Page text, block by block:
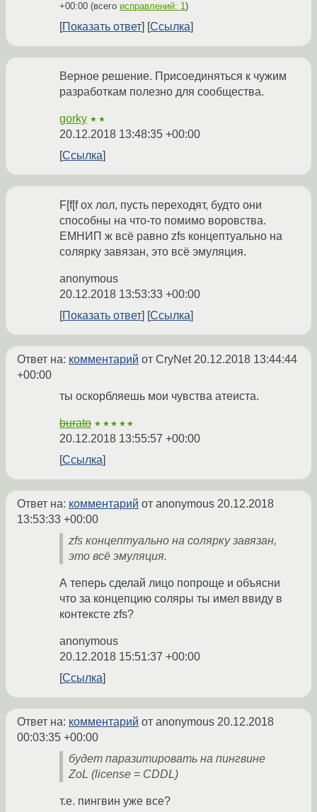
+00:00 (всего исправлений: 1)
Показать ответ Ссылка
Верное решение. Присоединяться к чужим
разработкам полезно для сообщества.
gorky ★★
20.12.2018 13:48:35 +00:00
Ссылка
F[f[f ох лол, пусть переходят, будто они
способны на что-то помимо воровства.
ЕМНИП ж всё равно zfs концептуально на
солярку завязан, это всё эмуляция.
anonymous
20.12.2018 13:53:33 +00:00
Показать ответ
Ссылка
Ответ на: комментарий от CryNet20.12.2018 13:44:44
+00:00
ты оскорбляешь мои чувства атеиста.
burato ★★★★★
20.12.2018 13:55:57 +00:00
Ссылка
Ответ на: комментарий от anonymous 20.12.2018
13:53:33 +00:00
zfs концептуально на солярку завязан,
это всё эмуляция.
А теперь сделай лицо попроще и объясни
что за концепцию соляры ты имел ввиду в
контексте zfs?
anonymous
20.12.2018 15:51:37 +00:00
Ссылка
Ответ на: комментарий от anonymous 20.12.2018
00:03:35 +00:00
будет паразитировать на пингвине
ZoL (license = CDDL)
т.е. пингвин уже все?